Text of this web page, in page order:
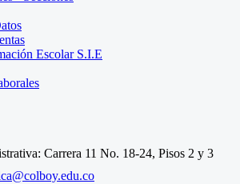
Escolar S.I.E
Carrera 11 No. 18-24, Pisos 2 y 3